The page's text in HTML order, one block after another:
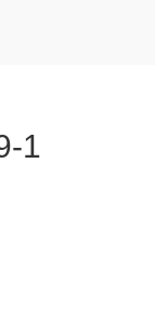
1